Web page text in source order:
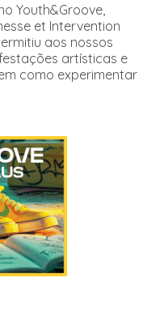
Youth&Groove,
et Intervention
aos nossos
artísticas e
como experimentar